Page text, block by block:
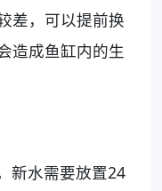
差，可以提前换
造成鱼缸内的生
新水需要放置24